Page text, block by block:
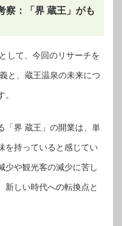
察：「界 蔵王」がも
して、今回のリサーチを
と、蔵王温泉の未来につ
「界 蔵王」の開業は、単
を持っていると感じてい
少や観光客の減少に苦し
新しい時代への転換点と